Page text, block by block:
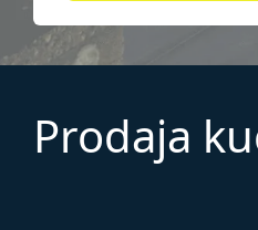
Prodaja